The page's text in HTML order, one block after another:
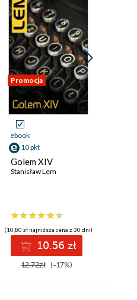
Promocja
ebook
10 pkt
Golem XIV
Stanisław Lem
(10,80 zł najniższa cena z 30 dni)
10.56 zł
12.72zł (-17%)